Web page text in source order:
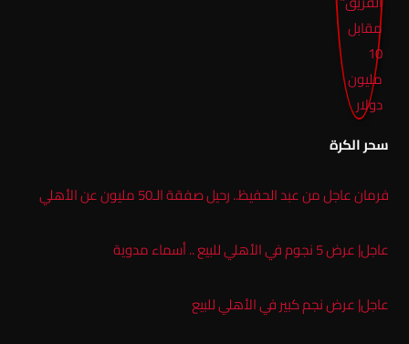
سحر الكرة
فرمان عاجل من عبد الحفيظ.. رحيل صفقة الـ50 مليون عن الأهلي
عاجل| عرض 5 نجوم في الأهلي للبيع .. أسماء مدوية
عاجل| عرض نجم كبير في الأهلي للبيع